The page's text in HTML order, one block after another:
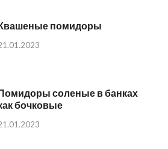
помидоры
соленые в банках
бочковые